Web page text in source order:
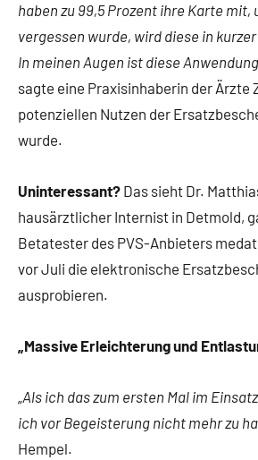
haben zu 99,5 Prozent ihre Karte mit,
vergessen wurde, wird diese in
In meinen Augen ist diese
sagte eine Praxisinhaberin der Ärzte
potenziellen Nutzen der
wurde.
Uninteressant? Das sieht Dr.
hausärztlicher Internist in Detmold,
Betatester des PVS-Anbieters
vor Juli die elektronische
ausprobieren.
„Massive Erleichterung und
„Als ich das zum ersten Mal im
ich vor Begeisterung nicht mehr zu
Hempel.